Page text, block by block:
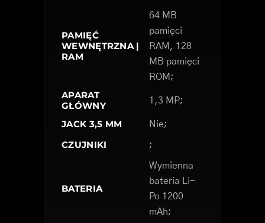
PAMIĘĆ
WEWNĘTRZNA |
RAM
64 MB
pamięci
RAM, 128
MB pamięci
ROM;
APARAT
GŁÓWNY
1,3 MP;
JACK 3,5 MM Nie;
CZUJNIKI ;
BATERIA
Wymienna
bateria Li-
Po 1200
mAh;